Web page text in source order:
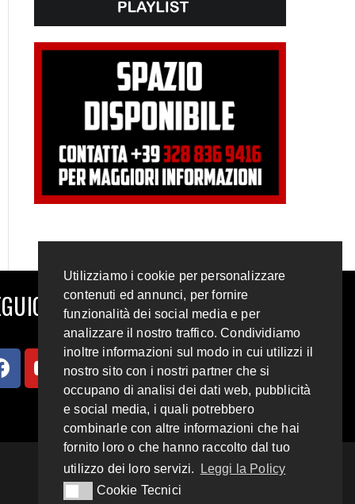
SUI SOCIAL
Utilizziamo i cookie per personalizzare
contenuti ed annunci, per fornire
funzionalità dei social media e per
analizzare il nostro traffico. Condividiamo
inoltre informazioni sul modo in cui utilizzi il
nostro sito con i nostri partner che si
occupano di analisi dei dati web, pubblicità
e social media, i quali potrebbero
combinarle con altre informazioni che hai
fornito loro o che hanno raccolto dal tuo
utilizzo dei loro servizi.
Leggi la Policy
Cookie Tecnici
Cookie Tecnici